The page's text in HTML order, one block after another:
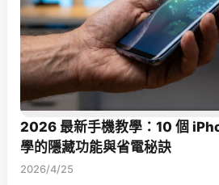
2026 最新手機教學：10 個
學的隱藏功能與省電秘訣
2026/4/25